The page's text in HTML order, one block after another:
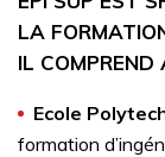
LA
IL COMPREND
Ecole
formation